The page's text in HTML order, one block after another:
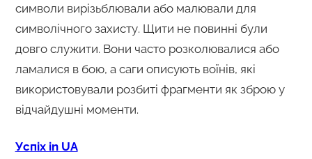
символи вирізьблювали або малювали для
символічного захисту. Щити не повинні були
довго служити. Вони часто розколювалися або
ламалися в бою, а саги описують воїнів, які
використовували розбиті фрагменти як зброю у
відчайдушні моменти.
Успіх in UA